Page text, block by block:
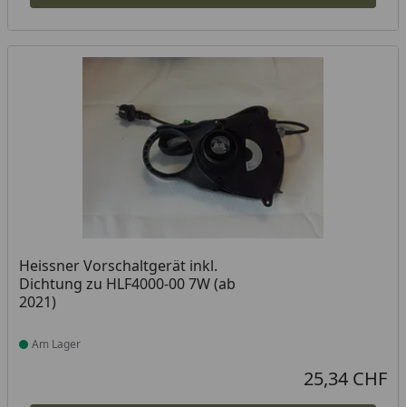
Heissner Vorschaltgerät inkl.
Dichtung zu HLF4000-00 7W (ab
2021)
Produkt am Lager
Am Lager
Aktueller Preis
25,34 CHF